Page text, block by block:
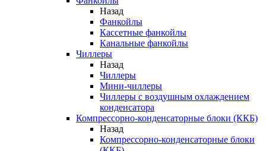
Назад
Фанкойлы
Кассетные фанкойлы
Канальные фанкойлы
Чиллеры
Назад
Чиллеры
Мини-чиллеры
Чиллеры с воздушным охлаждением
конденсатора
Компрессорно-конденсаторные блоки (ККБ)
Назад
Компрессорно-конденсаторные блоки